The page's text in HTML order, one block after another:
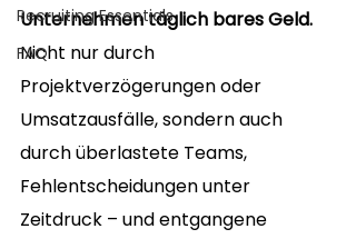
Recruiting Essentials
FAQ
Unternehmen täglich bares Geld.
Nicht nur durch
Projektverzögerungen oder
Umsatzausfälle, sondern auch
durch überlastete Teams,
Fehlentscheidungen unter
Zeitdruck – und entgangene